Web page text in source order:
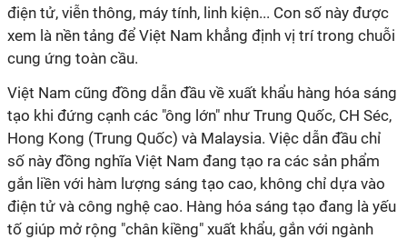
điện tử, viễn thông, máy tính, linh kiện... Con số này được
xem là nền tảng để Việt Nam khẳng định vị trí trong chuỗi
cung ứng toàn cầu.
Việt Nam cũng đồng dẫn đầu về xuất khẩu hàng hóa sáng
tạo khi đứng cạnh các "ông lớn" như Trung Quốc, CH Séc,
Hong Kong (Trung Quốc) và Malaysia. Việc dẫn đầu chỉ
số này đồng nghĩa Việt Nam đang tạo ra các sản phẩm
gắn liền với hàm lượng sáng tạo cao, không chỉ dựa vào
điện tử và công nghệ cao. Hàng hóa sáng tạo đang là yếu
tố giúp mở rộng "chân kiềng" xuất khẩu, gắn với ngành